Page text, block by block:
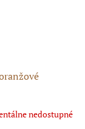
nedostupné